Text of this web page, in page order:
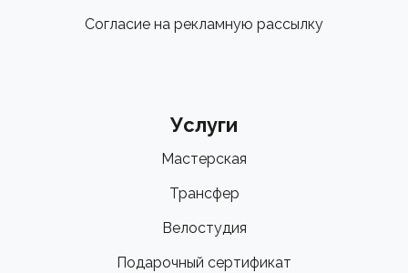
Согласие на рекламную рассылку
Услуги
Мастерская
Трансфер
Велостудия
Подарочный сертификат